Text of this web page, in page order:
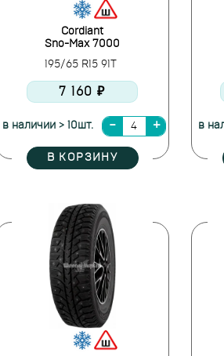
Cordiant
Sno-Max 7000
195/65 R15 91T
7 160 ₽
в наличии > 10шт.
В КОРЗИНУ
в